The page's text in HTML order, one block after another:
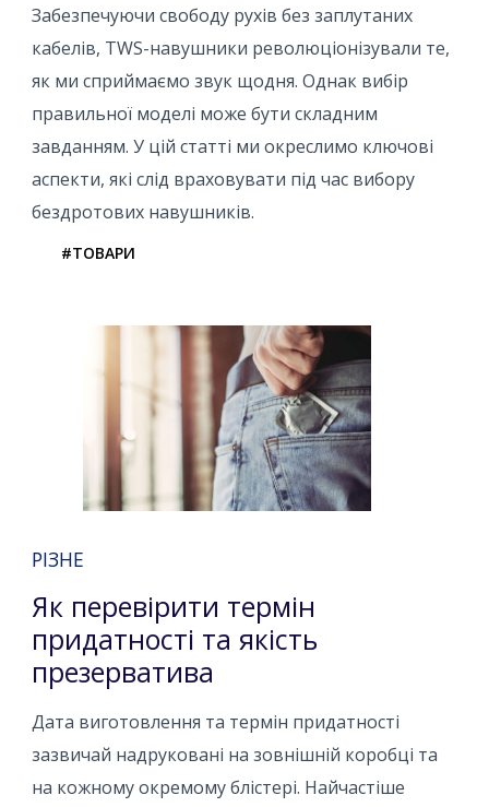
Забезпечуючи свободу рухів без заплутаних
кабелів, TWS-навушники революціонізували те,
як ми сприймаємо звук щодня. Однак вибір
правильної моделі може бути складним
завданням. У цій статті ми окреслимо ключові
аспекти, які слід враховувати під час вибору
бездротових навушників.
#ТОВАРИ
РІЗНЕ
Як перевірити термін
придатності та якість
презерватива
Дата виготовлення та термін придатності
зазвичай надруковані на зовнішній коробці та
на кожному окремому блістері. Найчастіше